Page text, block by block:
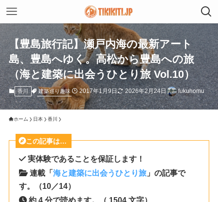
【豊島旅行記】瀬戸内海の最新アート
島、豊島へゆく。高松から豊島への旅
（海と建築に出会うひとり旅 Vol.10）
香川 建築巡り趣味 2017年1月9日 2026年2月24日 fukuhomu
ホーム 日本 香川
この記事は…
実体験であることを保証します！
連載「海と建築に出会うひとり旅 」の記事で
す。（10／14）
約 4 分で読めます。（ 1504 文字）